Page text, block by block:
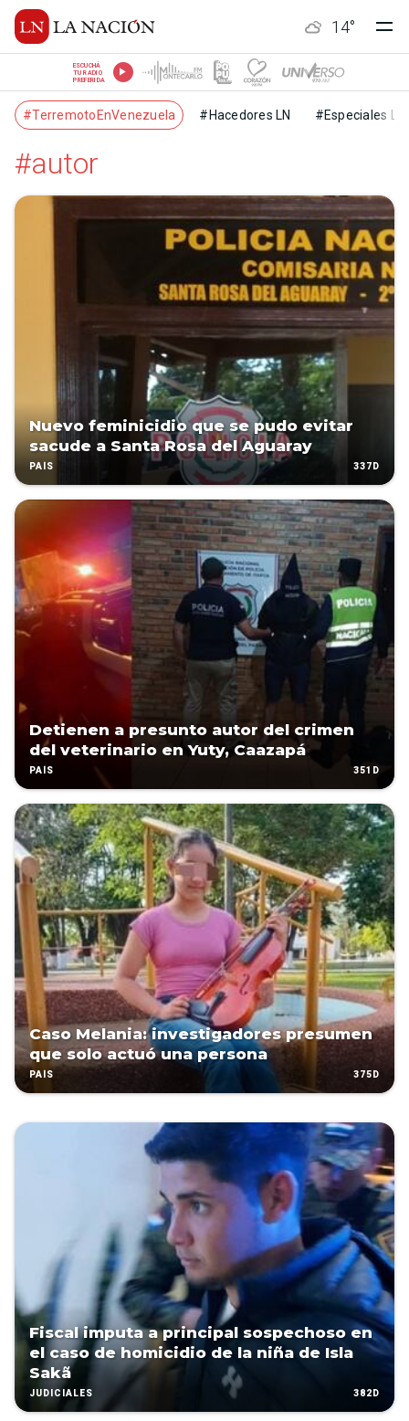
14°
ESCUCHÁ
TU RADIO
PREFERIDA
#TerremotoEnVenezuela #Hacedores LN #Especiales LN
#autor
Nuevo feminicidio que se pudo evitar
sacude a Santa Rosa del Aguaray
PAÍS 337D
Detienen a presunto autor del crimen
del veterinario en Yuty, Caazapá
PAÍS 351D
Caso Melania: investigadores presumen
que solo actuó una persona
PAÍS 375D
Fiscal imputa a principal sospechoso en
el caso de homicidio de la niña de Isla
Sakã
JUDICIALES 382D